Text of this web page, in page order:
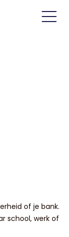
of je bank.
school, werk of